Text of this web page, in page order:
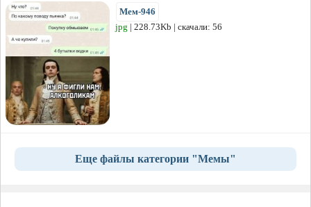
Мем-946
jpg | 228.73Kb | скачали: 56
Еще файлы категории "Мемы"